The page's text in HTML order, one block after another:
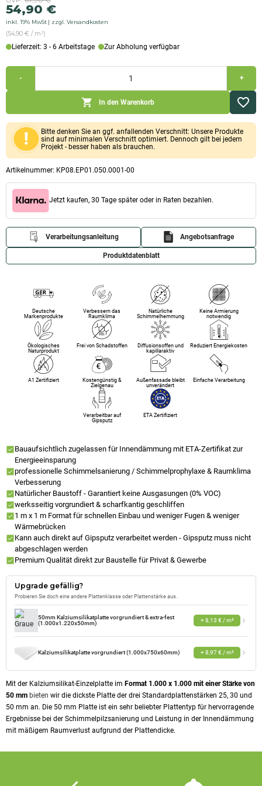
Artikelnummer: KP08.EP01.050.0001-00
Preis
war:
67,90 €
54,90 €
Preis
ist:
54,90 €.
inkl. 19% MwSt zzgl. Versandkosten
(54,90 € / m²)
Mit der Kalziumsilikat-Einzelplatte im Format 1.000 x 1.000 mit einer Stärke von
50 mm bieten wir die dickste Platte der drei Standardplattenstärken 25, 30 und
50 mm an. Die 50 mm Platte ist ein sehr beliebter Plattentyp für hervorragende
Ergebnisse bei der Schimmelpilzsanierung und Leistung in der Innendämmung
mit mäßigem Raumverlust aufgrund der Plattendicke.
Bauaufsichtlich zugelassen für Innendämmung mit ETA-Zertifikat zur
Energieeinsparung
professionelle Schimmelsanierung / Schimmelprophylaxe & Raumklima
Verbesserung
Natürlicher Baustoff - Garantiert keine Ausgasungen (0% VOC)
werksseitig vorgrundiert & scharfkantig geschliffen
1 m x 1 m Format für schnellen Einbau und weniger Fugen & weniger
Wärmebrücken
Kann auch direkt auf Gipsputz verarbeitet werden - Gipsputz muss nicht
abgeschlagen werden
Premium Qualität direkt zur Baustelle für Privat & Gewerbe
-
(1.000x1.000x50mm)
+
In den Warenkorb
Bitte denken Sie an ggf. anfallenden Verschnitt: Unsere Produkte
sind auf minimalen Verschnitt optimiert. Dennoch gilt bei jedem
Projekt - besser haben als brauchen.
Upgrade gefällig?
Probieren Sie doch eine andere Plattenklasse oder Plattenstärke aus.
50mm Kalziumsilikatplatte vorgrundiert & extra-fest
(1.000x1.220x50mm) + 8,13 € / m²
Kalziumsilikatplatte vorgrundiert (1.000x750x60mm) + 8,97 € / m²
Jetzt kaufen, 30 Tage später oder in Raten bezahlen.
Deutsche
Markenprodukte
Verbessern das
Raumklima
Natürliche
Schimmelhemmung
Keine Armierung
notwendig
Ökologisches
Naturprodukt
Frei von Schadstoffen
Diffusionsoffen und
kapillaraktiv
Reduziert Energiekosten
A1 Zertifiziert
Kostengünstig &
Zielgenau
Außenfassade bleibt
unverändert
Einfache Verarbeitung
Verarbeitbar auf
Gipsputz
ETA Zertifiziert
Lieferzeit: 3 - 6 Arbeitstage Zur Abholung verfügbar
Verarbeitungsanleitung Angebotsanfrage
Produktdatenblatt